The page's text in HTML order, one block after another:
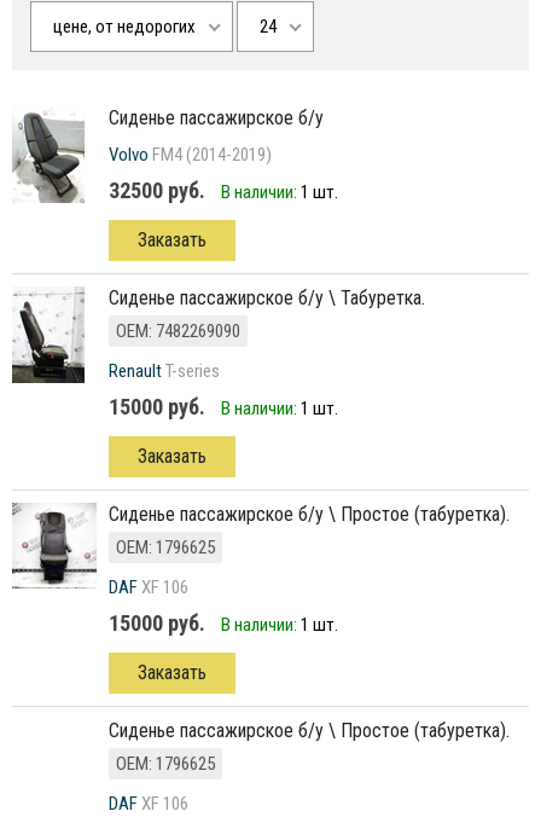
цене, от недорогих 24
сиденье пассажирское б/у
Volvo FM4 (2014-2019)
32500 руб. В наличии: 1 шт.
Заказать
сиденье пассажирское б/у \ Табуретка.
ОЕМ: 7482269090
RenaultT-series
15000 руб. В наличии: 1 шт.
Заказать
Сиденье пассажирское б/у \ Простое (табуретка).
ОЕМ: 1796625
DAFXF 106
15000 руб. В наличии: 1 шт.
Заказать
Сиденье пассажирское б/у \ Простое (табуретка).
ОЕМ: 1796625
DAFXF 106